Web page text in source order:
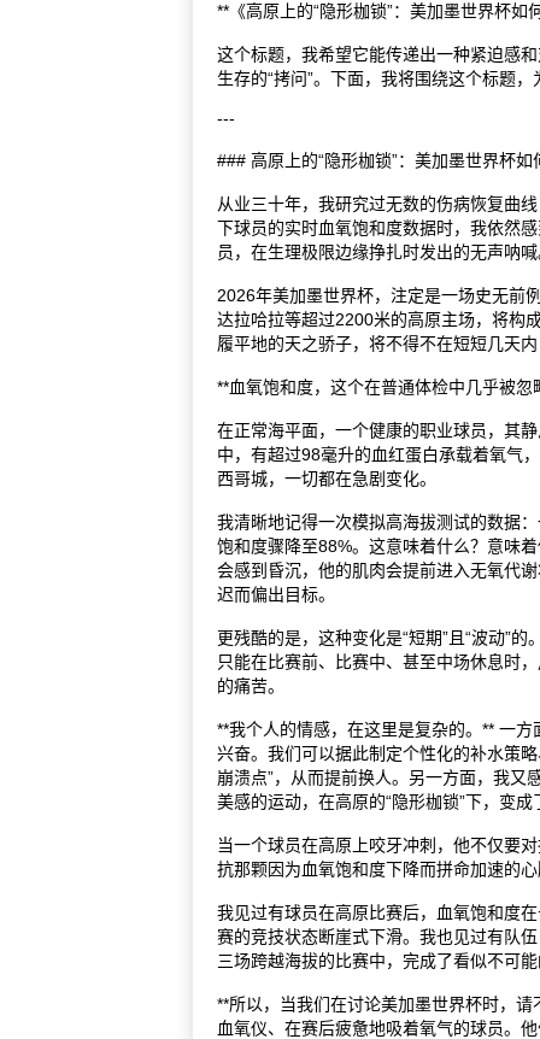
**《高原上的“隐形枷锁”：美加墨世界杯
这个标题，我希望它能传递出一种紧迫感
生存的“拷问”。下面，我将围绕这个标题
---
### 高原上的“隐形枷锁”：美加墨世界杯
从业三十年，我研究过无数的伤病恢复曲
下球员的实时血氧饱和度数据时，我依然
员，在生理极限边缘挣扎时发出的无声呐
2026年美加墨世界杯，注定是一场史无前
达拉哈拉等超过2200米的高原主场，将构
履平地的天之骄子，将不得不在短短几天
**血氧饱和度，这个在普通体检中几乎被忽
在正常海平面，一个健康的职业球员，其
中，有超过98毫升的血红蛋白承载着氧气
西哥城，一切都在急剧变化。
我清晰地记得一次模拟高海拔测试的数据
饱和度骤降至88%。这意味着什么？意味
会感到昏沉，他的肌肉会提前进入无氧代
迟而偏出目标。
更残酷的是，这种变化是“短期”且“波动”
只能在比赛前、比赛中、甚至中场休息时
的痛苦。
**我个人的情感，在这里是复杂的。** 一
兴奋。我们可以据此制定个性化的补水策
崩溃点”，从而提前换人。另一方面，我又
美感的运动，在高原的“隐形枷锁”下，变
当一个球员在高原上咬牙冲刺，他不仅要
抗那颗因为血氧饱和度下降而拼命加速的
我见过有球员在高原比赛后，血氧饱和度
赛的竞技状态断崖式下滑。我也见过有队
三场跨越海拔的比赛中，完成了看似不可能
**所以，当我们在讨论美加墨世界杯时，
血氧仪、在赛后疲惫地吸着氧气的球员。